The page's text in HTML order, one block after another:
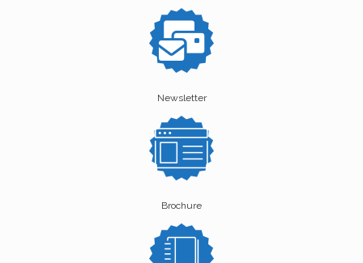
Newsletter
Brochure